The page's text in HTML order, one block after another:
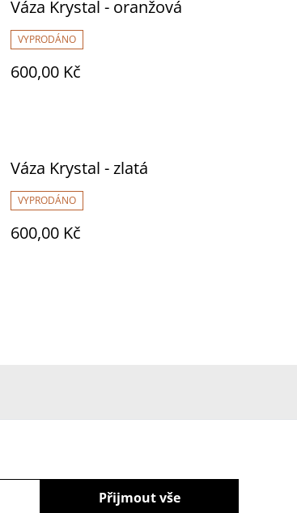
Váza Krystal - oranžová
VYPRODÁNO
600,00 Kč
Váza Krystal - zlatá
VYPRODÁNO
600,00 Kč
Přijmout vše